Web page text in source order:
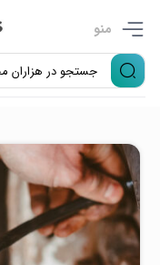
منو